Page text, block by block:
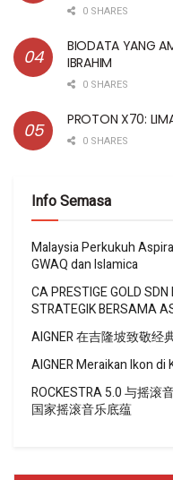
0 SHARES
BIODATA YANG
IBRAHIM
0 SHARES
PROTON X70:
0 SHARES
Info Semasa
Malaysia Perkukuh
GWAQ dan Islamica
CA PRESTIGE GOLD
STRATEGIK BERSAMA
AIGNER 在吉隆坡致敬经
AIGNER Meraikan Ikon di
ROCKESTRA 5.0 与摇
国家摇滚音乐底蕴